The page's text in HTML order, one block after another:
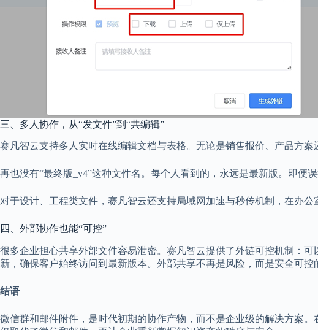
三、多人协作，从“发文件”到“共编辑”
赛凡智云支持多人实时在线编辑文档与表格。无论是销售报价、产品方
再也没有“最终版_v4”这种文件名。每个人看到的，永远是最新版。即便
对于设计、工程类文件，赛凡智云还支持局域网加速与秒传机制，在办
四、外部协作也能“可控”
很多企业担心共享外部文件容易泄密。赛凡智云提供了外链可控机制：
新，确保客户始终访问到最新版本。外部共享不再是风险，而是安全可控
结语
微信群和邮件附件，是时代初期的协作产物，而不是企业级的解决方案